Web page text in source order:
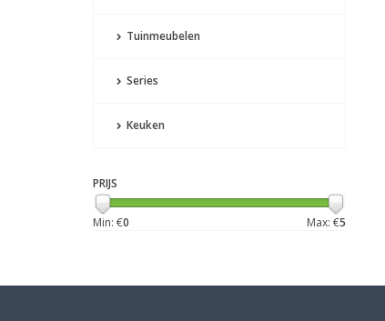
Tuinmeubelen
Series
Keuken
PRIJS
Min: €0 Max: €5